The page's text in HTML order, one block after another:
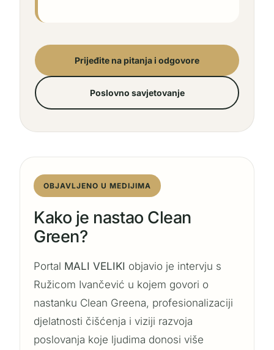
Prijeđite na pitanja i odgovore
Poslovno savjetovanje
OBJAVLJENO U MEDIJIMA
Kako je nastao Clean
Green?
Portal MALI VELIKI objavio je intervju s
Ružicom Ivančević u kojem govori o
nastanku Clean Greena, profesionalizaciji
djelatnosti čišćenja i viziji razvoja
poslovanja koje ljudima donosi više